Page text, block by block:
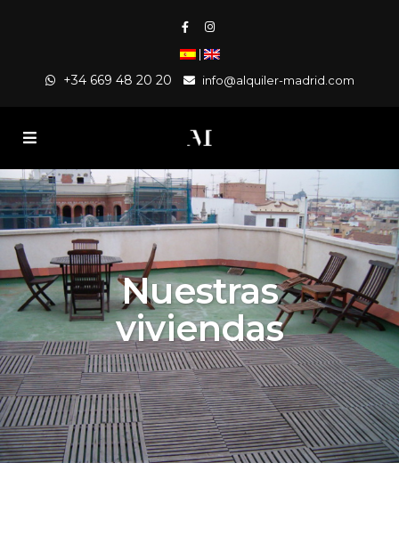
|
+34 669 48 20 20 info@alquiler-madrid.com
Nuestras
viviendas